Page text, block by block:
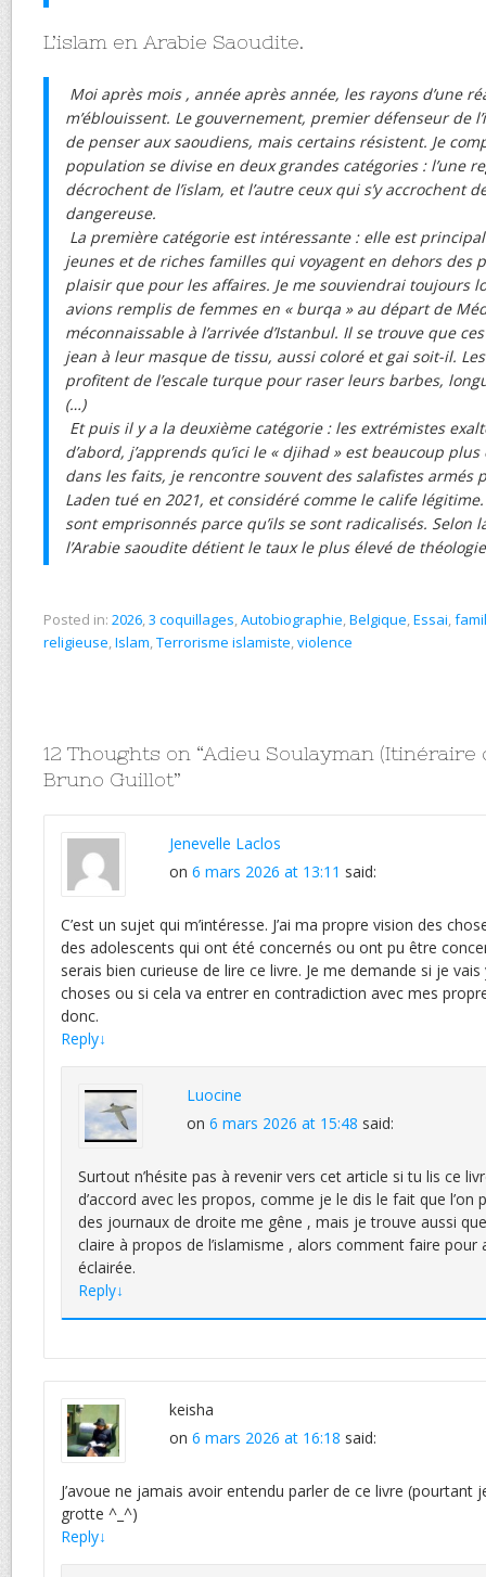
L’islam en Arabie Saoudite.
Moi après mois , année après année, les rayons d’une
m’éblouissent. Le gouvernement, premier défenseur de
de penser aux saoudiens, mais certains résistent. Je
population se divise en deux grandes catégories : l’une
décrochent de l’islam, et l’autre ceux qui s’y accrochent
dangereuse.
La première catégorie est intéressante : elle est
jeunes et de riches familles qui voyagent en dehors des
plaisir que pour les affaires. Je me souviendrai toujours
avions remplis de femmes en « burqa » au départ de
méconnaissable à l’arrivée d’Istanbul. Il se trouve que
jean à leur masque de tissu, aussi coloré et gai soit-il.
profitent de l’escale turque pour raser leurs barbes,
(…)
Et puis il y a la deuxième catégorie : les extrémistes
d’abord, j’apprends qu’ici le « djihad » est beaucoup
dans les faits, je rencontre souvent des salafistes armés
Laden tué en 2021, et considéré comme le calife
sont emprisonnés parce qu’ils se sont radicalisés. Selon
l’Arabie saoudite détient le taux le plus élevé de
Posted in: 2026,3 coquillages,Autobiographie,Belgique,Essai,
religieuse,Islam,Terrorisme islamiste,violence
12 Thoughts on “Adieu Soulayman (Itinéraire
Bruno Guillot”
Jenevelle Laclos
on 6 mars 2026 at 13:11 said:
C’est un sujet qui m’intéresse. J’ai ma propre vision des
des adolescents qui ont été concernés ou ont pu être
serais bien curieuse de lire ce livre. Je me demande si je
choses ou si cela va entrer en contradiction avec mes
donc.
Reply↓
Luocine
on 6 mars 2026 at 15:48 said:
Surtout n’hésite pas à revenir vers cet article si tu lis ce
d’accord avec les propos, comme je le dis le fait que l’on
des journaux de droite me gêne , mais je trouve aussi
claire à propos de l’islamisme , alors comment faire pour
éclairée.
Reply↓
keisha
on 6 mars 2026 at 16:18 said:
J’avoue ne jamais avoir entendu parler de ce livre (pourtant
grotte ^_^)
Reply↓